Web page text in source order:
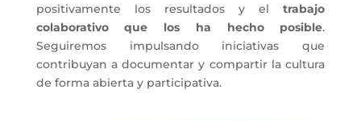
positivamente los resultados y eltrabajo
colaborativo que los ha hecho posible.
Seguiremos impulsando iniciativas que
contribuyan a documentar y compartir la cultura
de forma abierta y participativa.